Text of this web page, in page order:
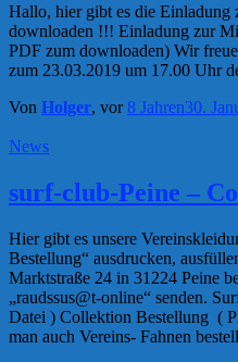
Hallo, hier gibt es die
downloaden !!! Einladung zur
PDF zum downloaden) Wir
zum 23.03.2019 um 17.00 Uhr
Von Holger, vor 8 Jahren30.
News
surf-club-Peine –
Hier gibt es unsere
Bestellung“ ausdrucken,
Marktstraße 24 in 31224 Peine
„raudssus@t-online“ senden.
Datei ) Collektion Bestellung (
man auch Vereins- Fahnen